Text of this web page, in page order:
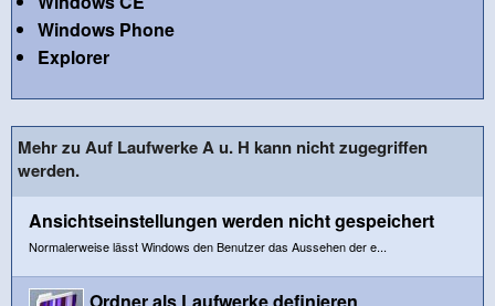
Windows Phone
Explorer
Mehr zu Auf Laufwerke A u. H kann nicht zugegriffen
werden.
Ansichtseinstellungen werden nicht gespeichert
Normalerweise lässt Windows den Benutzer das Aussehen der e...
Ordner als Laufwerke definieren